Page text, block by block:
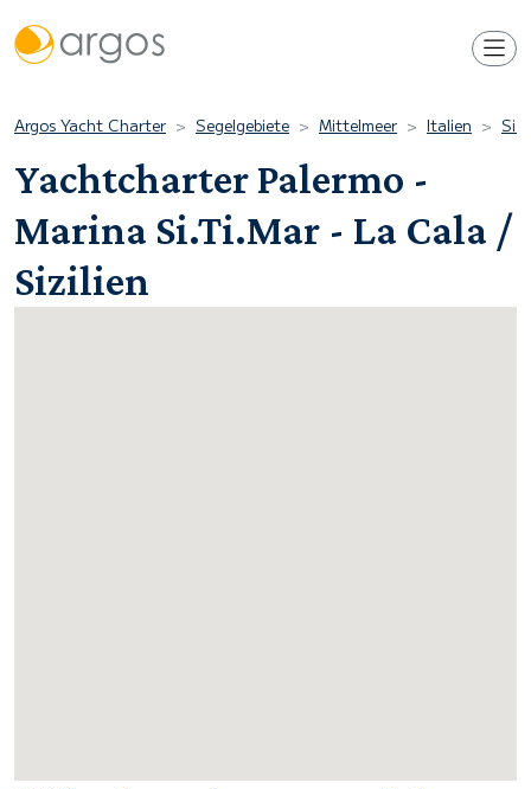
Argos Yacht Charter Segelgebiete Mittelmeer Italien
Yachtcharter Palermo -
Marina Si.Ti.Mar - La Cala /
Sizilien